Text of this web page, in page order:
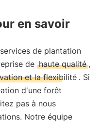
en savoir
de plantation
de haute qualité ,
et la flexibilité . Si
d'une forêt
pas à nous
Notre équipe